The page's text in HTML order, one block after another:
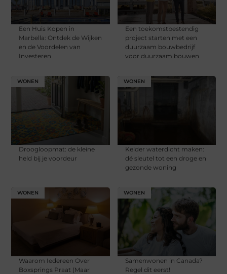
Een Huis Kopen in
Marbella: Ontdek de Wijken
en de Voordelen van
Investeren
Een toekomstbestendig
project starten met een
duurzaam bouwbedrijf
voor duurzaam bouwen
WONEN
Droogloopmat: de kleine
held bij je voordeur
WONEN
Kelder waterdicht maken:
dé sleutel tot een droge en
gezonde woning
WONEN
Waarom Iedereen Over
Boxsprings Praat (Maar
WONEN
Samenwonen in Canada?
Regel dit eerst!